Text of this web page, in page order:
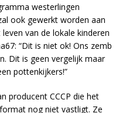
westerlingen
ook gewerkt worden aan
van de lokale kinderen
“Dit is niet ok! Ons zemb
Dit is geen vergelijk maar
pottenkijkers!”
producent CCCP die het
nog niet vastligt. Ze